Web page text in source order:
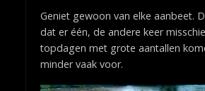
Geniet gewoon van elke aanbeet.
dat er één, de andere keer
topdagen met grote aantallen
minder vaak voor.